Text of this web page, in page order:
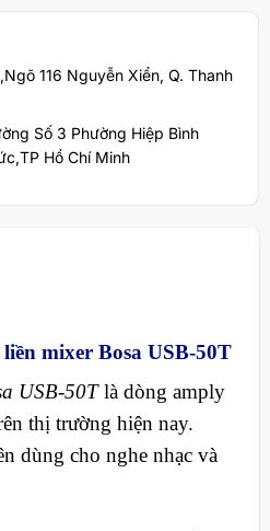
116 Nguyễn Xiển, Q. Thanh
Số 3 Phường Hiệp Bình
Hồ Chí Minh
mixer Bosa USB-50T
USB-50Tlà dòng amply
thị trường hiện nay.
dùng cho nghe nhạc và